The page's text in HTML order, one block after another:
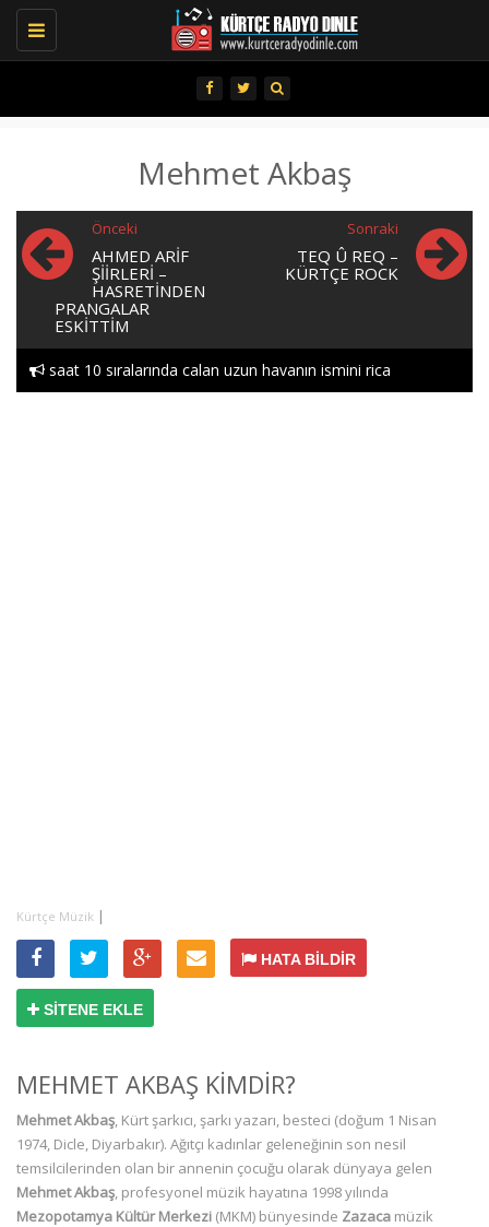
Toggle
navigation
Mehmet Akbaş
Önceki
AHMED ARIF
ŞIIRLERI –
HASRETİNDEN
PRANGALAR
ESKİTTİM
Sonraki
TEQ Û REQ –
KÜRTÇE ROCK
saat 10 sıralarında calan uzun havanın ismini rica
Hozan aytactan doxtor..
Kürtçe Müzik |
HATA BİLDİR
SİTENE EKLE
MEHMET AKBAŞ KİMDİR?
Mehmet Akbaş, Kürt şarkıcı, şarkı yazarı, besteci (doğum 1 Nisan
1974, Dicle, Diyarbakır). Ağıtçı kadınlar geleneğinin son nesil
temsilcilerinden olan bir annenin çocuğu olarak dünyaya gelen
Mehmet Akbaş, profesyonel müzik hayatına 1998 yılında
Mezopotamya Kültür Merkezi (MKM) bünyesinde Zazaca müzik